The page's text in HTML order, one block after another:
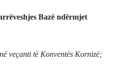
Bazë ndërmjet
veçanti të Konventës Kornizë;